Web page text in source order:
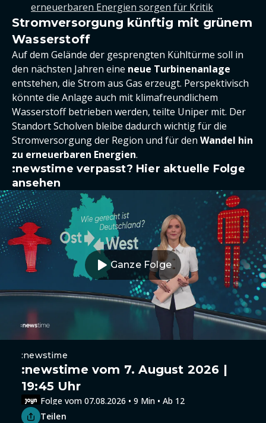
erneuerbaren Energien sorgen für Kritik
Stromversorgung künftig mit grünem
Wasserstoff
Auf dem Gelände der gesprengten Kühltürme soll in
den nächsten Jahren eine neue Turbinenanlage
entstehen, die Strom aus Gas erzeugt. Perspektivisch
könnte die Anlage auch mit klimafreundlichem
Wasserstoff betrieben werden, teilte Uniper mit. Der
Standort Scholven bleibe dadurch wichtig für die
Stromversorgung der Region und für den Wandel hin
zu erneuerbaren Energien.
:newstime verpasst? Hier aktuelle Folge
ansehen
Ganze Folge
:newstime
:newstime vom 7. August 2026 |
19:45 Uhr
Folge vom 07.08.2026 • 9 Min • Ab 12
Teilen